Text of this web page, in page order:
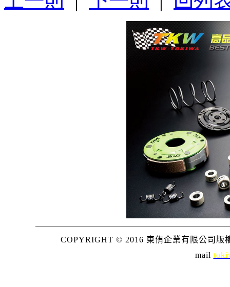
COPYRIGHT © 2016 東侑企業有限公司
mail